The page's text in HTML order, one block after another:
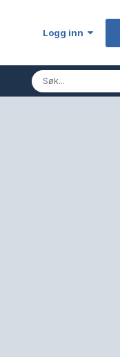
Logg inn